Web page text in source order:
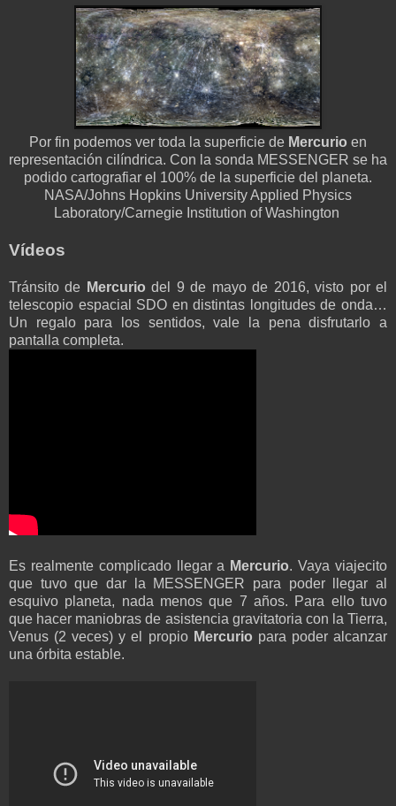
Por fin podemos ver toda la superficie de Mercurio en
representación cilíndrica. Con la sonda MESSENGER se ha
podido cartografiar el 100% de la superficie del planeta.
NASA/Johns Hopkins University Applied Physics
Laboratory/Carnegie Institution of Washington
Vídeos
Tránsito de Mercurio del 9 de mayo de 2016, visto por el
telescopio espacial SDO en distintas longitudes de onda…
Un regalo para los sentidos, vale la pena disfrutarlo a
pantalla completa.
Es realmente complicado llegar a Mercurio. Vaya viajecito
que tuvo que dar la MESSENGER para poder llegar al
esquivo planeta, nada menos que 7 años. Para ello tuvo
que hacer maniobras de asistencia gravitatoria con la Tierra,
Venus (2 veces) y el propio Mercurio para poder alcanzar
una órbita estable.